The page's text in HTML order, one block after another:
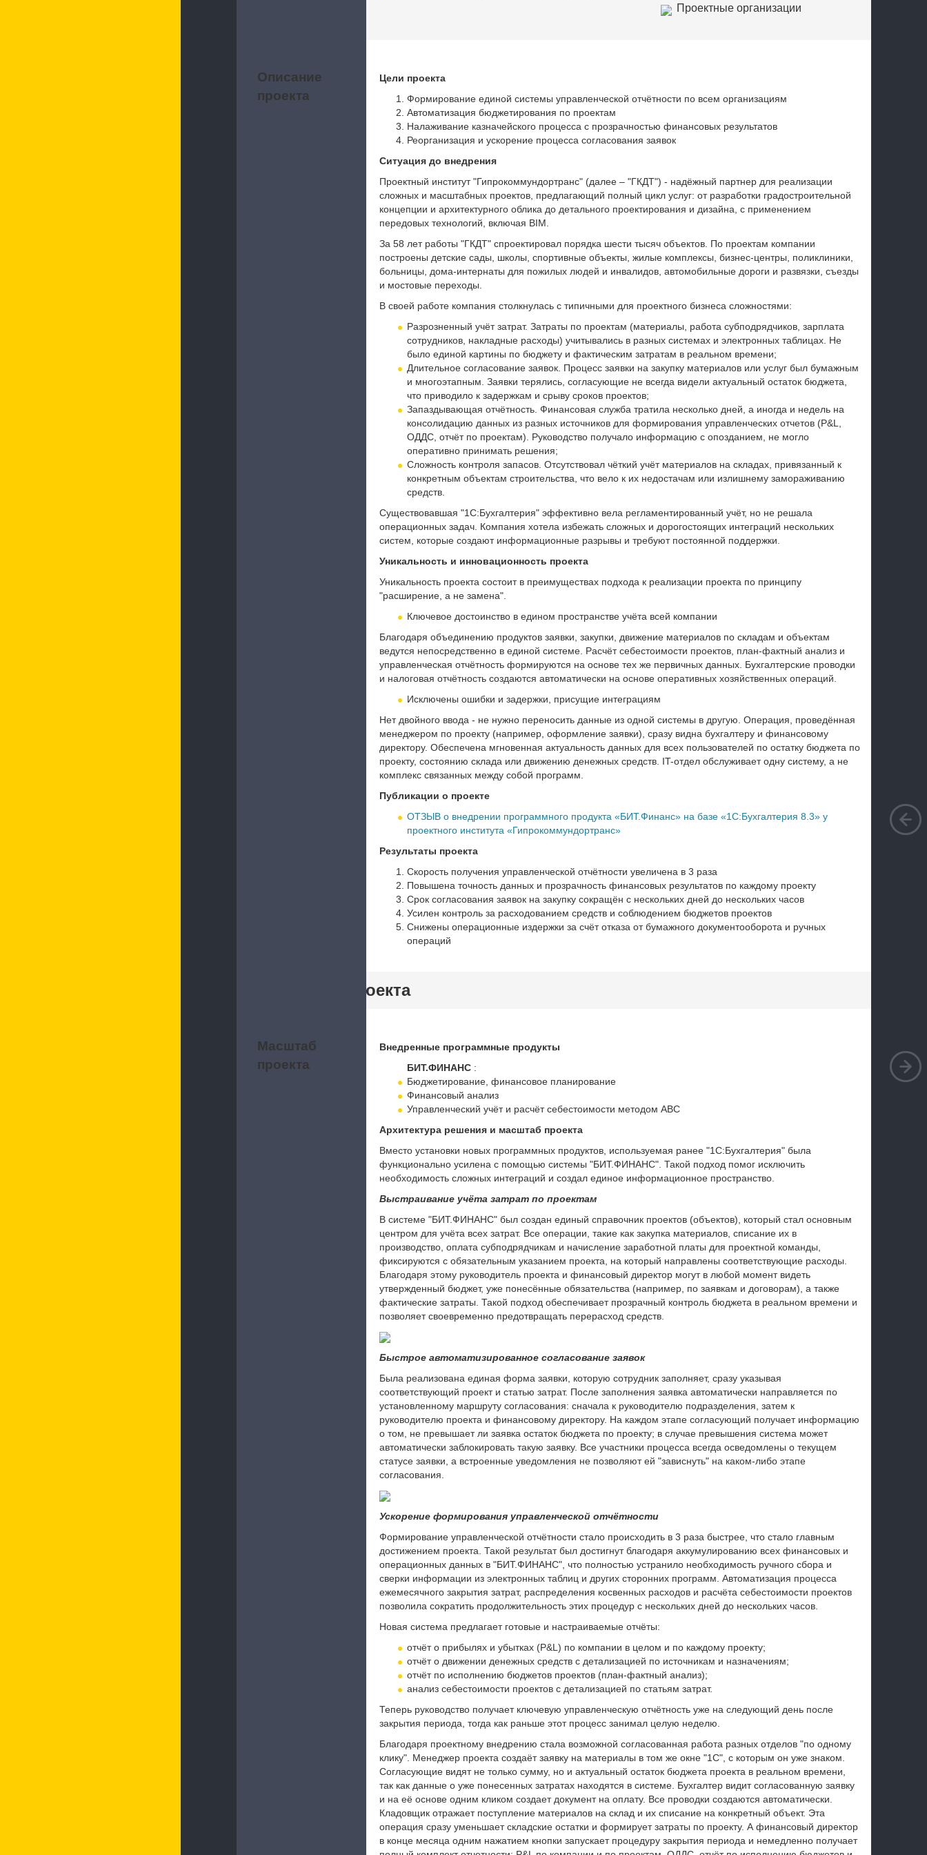
Проектные организации
Описание
проекта
Цели проекта
Формирование единой системы управленческой отчётности по всем организациям
Автоматизация бюджетирования по проектам
Налаживание казначейского процесса с прозрачностью финансовых результатов
Реорганизация и ускорение процесса согласования заявок
Ситуация до внедрения
Проектный институт "Гипрокоммундортранс" (далее – "ГКДТ") - надёжный партнер для реализации
сложных и масштабных проектов, предлагающий полный цикл услуг: от разработки градостроительной
концепции и архитектурного облика до детального проектирования и дизайна, с применением
передовых технологий, включая BIM.
За 58 лет работы "ГКДТ" спроектировал порядка шести тысяч объектов. По проектам компании
построены детские сады, школы, спортивные объекты, жилые комплексы, бизнес-центры, поликлиники,
больницы, дома-интернаты для пожилых людей и инвалидов, автомобильные дороги и развязки, съезды
и мостовые переходы.
В своей работе компания столкнулась с типичными для проектного бизнеса сложностями:
Разрозненный учёт затрат. Затраты по проектам (материалы, работа субподрядчиков, зарплата
сотрудников, накладные расходы) учитывались в разных системах и электронных таблицах. Не
было единой картины по бюджету и фактическим затратам в реальном времени;
Длительное согласование заявок. Процесс заявки на закупку материалов или услуг был бумажным
и многоэтапным. Заявки терялись, согласующие не всегда видели актуальный остаток бюджета,
что приводило к задержкам и срыву сроков проектов;
Запаздывающая отчётность. Финансовая служба тратила несколько дней, а иногда и недель на
консолидацию данных из разных источников для формирования управленческих отчетов (P&L,
ОДДС, отчёт по проектам). Руководство получало информацию с опозданием, не могло
оперативно принимать решения;
Сложность контроля запасов. Отсутствовал чёткий учёт материалов на складах, привязанный к
конкретным объектам строительства, что вело к их недостачам или излишнему замораживанию
средств.
Существовавшая "1С:Бухгалтерия" эффективно вела регламентированный учёт, но не решала
операционных задач. Компания хотела избежать сложных и дорогостоящих интеграций нескольких
систем, которые создают информационные разрывы и требуют постоянной поддержки.
Уникальность и инновационность проекта
Уникальность проекта состоит в преимуществах подхода к реализации проекта по принципу
"расширение, а не замена".
Ключевое достоинство в едином пространстве учёта всей компании
Благодаря объединению продуктов заявки, закупки, движение материалов по складам и объектам
ведутся непосредственно в единой системе. Расчёт себестоимости проектов, план-фактный анализ и
управленческая отчётность формируются на основе тех же первичных данных. Бухгалтерские проводки
и налоговая отчётность создаются автоматически на основе оперативных хозяйственных операций.
Исключены ошибки и задержки, присущие интеграциям
Нет двойного ввода - не нужно переносить данные из одной системы в другую. Операция, проведённая
менеджером по проекту (например, оформление заявки), сразу видна бухгалтеру и финансовому
директору. Обеспечена мгновенная актуальность данных для всех пользователей по остатку бюджета по
проекту, состоянию склада или движению денежных средств. IT-отдел обслуживает одну систему, а не
комплекс связанных между собой программ.
Публикации о проекте
ОТЗЫВ о внедрении программного продукта «БИТ.Финанс» на базе «1С:Бухгалтерия 8.3» у
проектного института «Гипрокоммундортранс»
Результаты проекта
Скорость получения управленческой отчётности увеличена в 3 раза
Повышена точность данных и прозрачность финансовых результатов по каждому проекту
Срок согласования заявок на закупку сокращён с нескольких дней до нескольких часов
Усилен контроль за расходованием средств и соблюдением бюджетов проектов
Снижены операционные издержки за счёт отказа от бумажного документооборота и ручных
операций
Характеристики проекта
Масштаб
проекта
Внедренные программные продукты
БИТ.ФИНАНС:
Бюджетирование, финансовое планирование
Финансовый анализ
Управленческий учёт и расчёт себестоимости методом АВС
Архитектура решения и масштаб проекта
Вместо установки новых программных продуктов, используемая ранее "1С:Бухгалтерия" была
функционально усилена с помощью системы "БИТ.ФИНАНС". Такой подход помог исключить
необходимость сложных интеграций и создал единое информационное пространство.
Выстраивание учёта затрат по проектам
В системе "БИТ.ФИНАНС" был создан единый справочник проектов (объектов), который стал основным
центром для учёта всех затрат. Все операции, такие как закупка материалов, списание их в
производство, оплата субподрядчикам и начисление заработной платы для проектной команды,
фиксируются с обязательным указанием проекта, на который направлены соответствующие расходы.
Благодаря этому руководитель проекта и финансовый директор могут в любой момент видеть
утвержденный бюджет, уже понесённые обязательства (например, по заявкам и договорам), а также
фактические затраты. Такой подход обеспечивает прозрачный контроль бюджета в реальном времени и
позволяет своевременно предотвращать перерасход средств.
Быстрое автоматизированное согласование заявок
Была реализована единая форма заявки, которую сотрудник заполняет, сразу указывая
соответствующий проект и статью затрат. После заполнения заявка автоматически направляется по
установленному маршруту согласования: сначала к руководителю подразделения, затем к
руководителю проекта и финансовому директору. На каждом этапе согласующий получает информацию
о том, не превышает ли заявка остаток бюджета по проекту; в случае превышения система может
автоматически заблокировать такую заявку. Все участники процесса всегда осведомлены о текущем
статусе заявки, а встроенные уведомления не позволяют ей "зависнуть" на каком-либо этапе
согласования.
Ускорение формирования управленческой отчётности
Формирование управленческой отчётности стало происходить в 3 раза быстрее, что стало главным
достижением проекта. Такой результат был достигнут благодаря аккумулированию всех финансовых и
операционных данных в "БИТ.ФИНАНС", что полностью устранило необходимость ручного сбора и
сверки информации из электронных таблиц и других сторонних программ. Автоматизация процесса
ежемесячного закрытия затрат, распределения косвенных расходов и расчёта себестоимости проектов
позволила сократить продолжительность этих процедур с нескольких дней до нескольких часов.
Новая система предлагает готовые и настраиваемые отчёты:
отчёт о прибылях и убытках (P&L) по компании в целом и по каждому проекту;
отчёт о движении денежных средств с детализацией по источникам и назначениям;
отчёт по исполнению бюджетов проектов (план-фактный анализ);
анализ себестоимости проектов с детализацией по статьям затрат.
Теперь руководство получает ключевую управленческую отчётность уже на следующий день после
закрытия периода, тогда как раньше этот процесс занимал целую неделю.
Благодаря проектному внедрению стала возможной согласованная работа разных отделов "по одному
клику". Менеджер проекта создаёт заявку на материалы в том же окне "1С", с которым он уже знаком.
Согласующие видят не только сумму, но и актуальный остаток бюджета проекта в реальном времени,
так как данные о уже понесенных затратах находятся в системе. Бухгалтер видит согласованную заявку
и на её основе одним кликом создает документ на оплату. Все проводки создаются автоматически.
Кладовщик отражает поступление материалов на склад и их списание на конкретный объект. Эта
операция сразу уменьшает складские остатки и формирует затраты по проекту. А финансовый директор
в конце месяца одним нажатием кнопки запускает процедуру закрытия периода и немедленно получает